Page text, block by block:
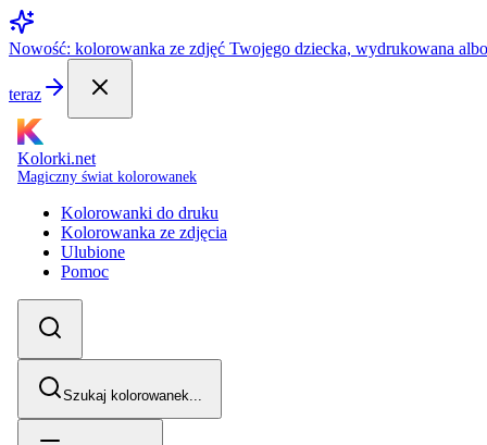
Nowość: kolorowanka ze zdjęć Twojego dziecka, wydrukowana
teraz
Kolorki.net
Magiczny świat kolorowanek
Kolorowanki do druku
Kolorowanka ze zdjęcia
Ulubione
Pomoc
Szukaj kolorowanek...